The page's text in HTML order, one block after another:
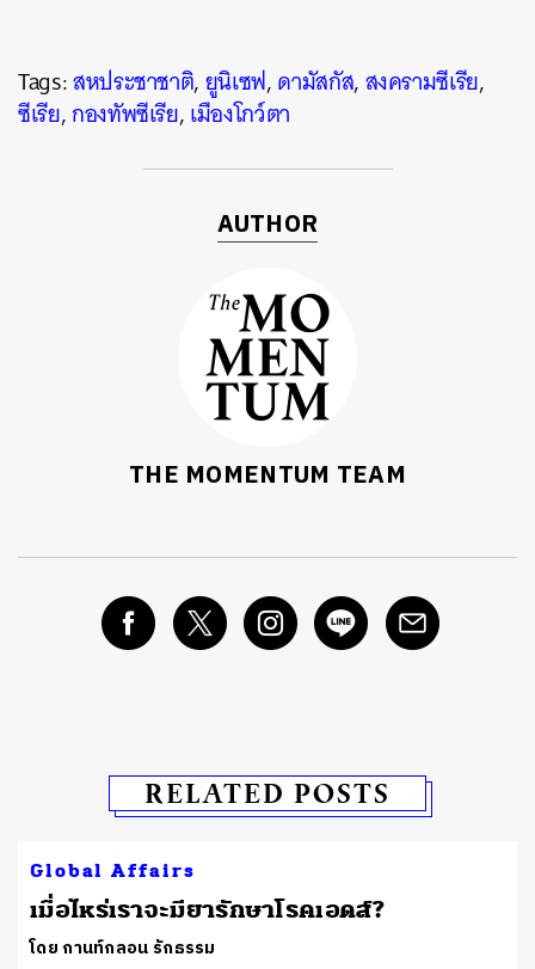
Tags:สหประชาชาติ,ยูนิเซฟ,ดามัสกัส,สงครามซีเรีย,
ซีเรีย,กองทัพซีเรีย,เมืองโกว์ตา
AUTHOR
THE MOMENTUM TEAM
RELATED POSTS
Global Affairs
เมื่อไหร่เราจะมียารักษาโรคเอดส์?
โดย กานท์กลอน รักธรรม